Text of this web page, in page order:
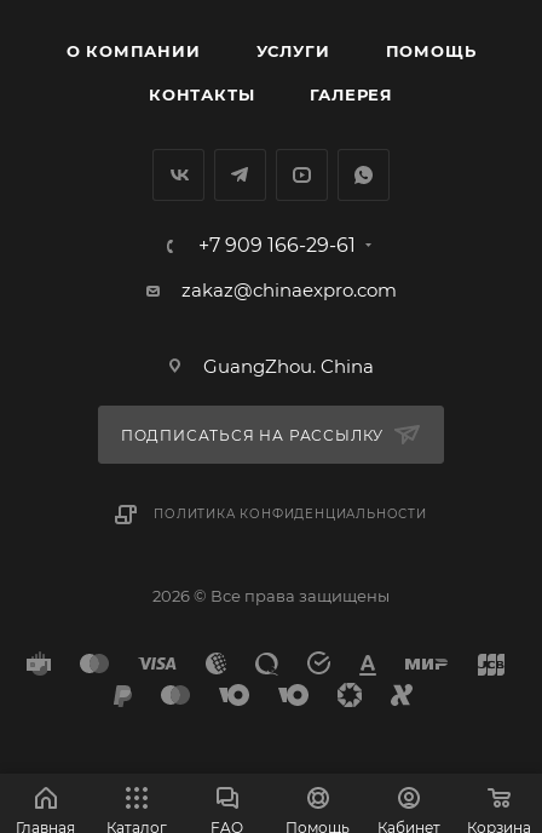
О КОМПАНИИ УСЛУГИ ПОМОЩЬ
КОНТАКТЫ ГАЛЕРЕЯ
+7 909 166-29-61
zakaz@chinaexpro.com
GuangZhou. China
ПОДПИСАТЬСЯ НА РАССЫЛКУ
ПОЛИТИКА КОНФИДЕНЦИАЛЬНОСТИ
2026 © Все права защищены
Главная Каталог FAQ Помощь Кабинет Корзина